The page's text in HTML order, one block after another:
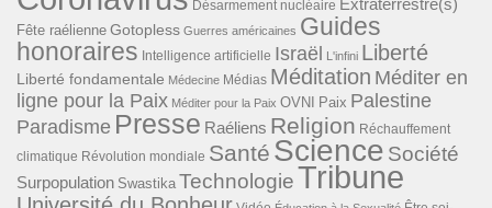
Désarmement nucléaire Extraterrestre(s)
Fête raélienne Gotopless Guerres américaines Guides
honoraires Intelligence artificielle Israël L'infini Liberté
Liberté fondamentale Médecine Médias Méditation Méditer en
ligne pour la Paix Méditer pour la Paix OVNI Paix Palestine
Paradisme Presse Raéliens Religion Réchauffement
climatique Révolution mondiale Santé Science Société
Surpopulation Swastika TechnologieTribune